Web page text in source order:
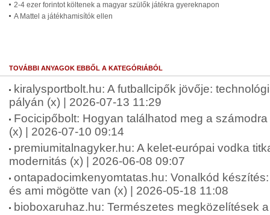
2-4 ezer forintot költenek a magyar szülők játékra gyereknapon
A Mattel a játékhamisítók ellen
TOVÁBBI ANYAGOK EBBŐL A KATEGÓRIÁBÓL
kiralysportbolt.hu: A futballcipők jövője:
pályán (x) | 2026-07-13 11:29
Focicipőbolt: Hogyan találhatod meg a
(x) | 2026-07-10 09:14
premiumitalnagyker.hu: A kelet-európai vodka
modernitás (x) | 2026-06-08 09:07
ontapadocimkenyomtatas.hu: Vonalkód
és ami mögötte van (x) | 2026-05-18 11:08
bioboxaruhaz.hu: Természetes megközelítések